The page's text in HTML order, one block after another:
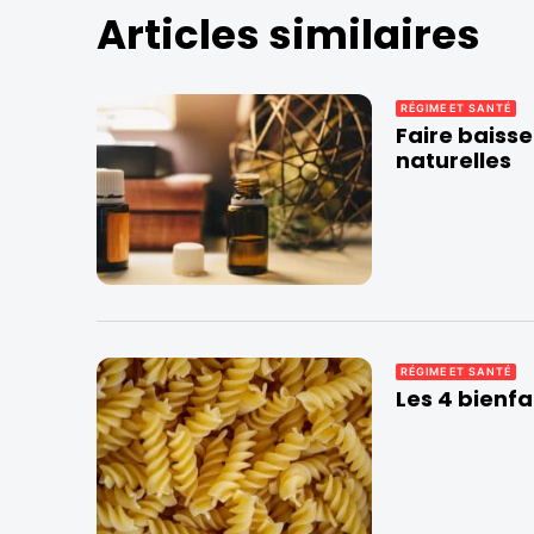
Articles similaires
RÉGIME ET SANTÉ
Faire
naturelles
RÉGIME ET SANTÉ
Les 4